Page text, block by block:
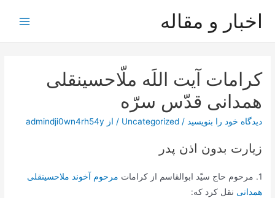
اخبار و مقاله
کرامات آیت اللَه ملّاحسینقلی
همدانی قدّس سرّه
دیدگاه‌ خود را بنویسید /
Uncategorized / از admindji0wn4rh54y
زیارت بدون اذن پدر
1. مرحوم حاج سيّد ابوالقاسم از كرامات
مرحوم آخوند ملاحسينقلى
همدانى نقل كرد كه: